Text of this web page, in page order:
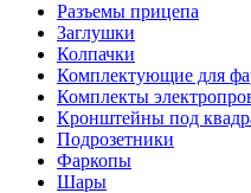
Разъемы прицепа
Заглушки
Колпачки
Комплектующие для
Комплекты
Кронштейны под
Подрозетники
Фаркопы
Шары